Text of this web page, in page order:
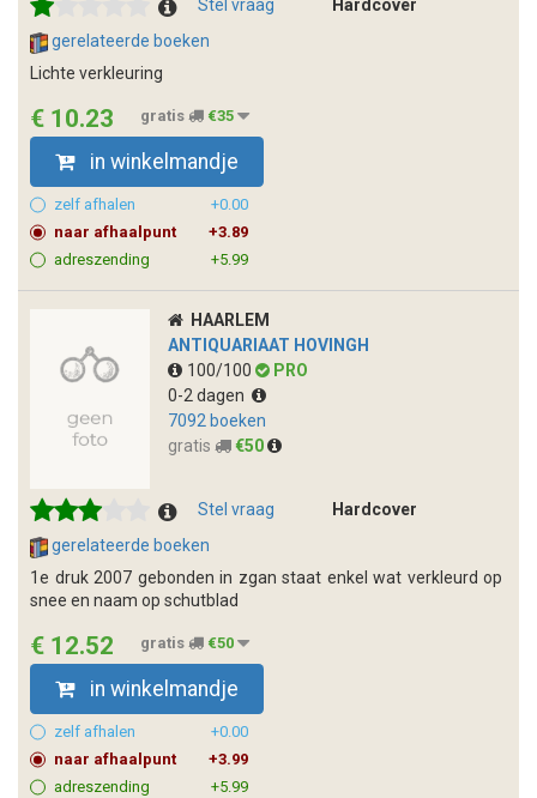
Stel vraag
Hardcover
gerelateerde boeken
Lichte verkleuring
€ 10.23 gratis €35
in winkelmandje
zelf afhalen
+0.00
naar afhaalpunt
+3.89
adreszending
+5.99
HAARLEM
ANTIQUARIAAT HOVINGH
100/100
PRO
0-2 dagen
7092 boeken
gratis
€50
Stel vraag
Hardcover
gerelateerde boeken
1e druk 2007 gebonden in zgan staat enkel wat verkleurd op
snee en naam op schutblad
€ 12.52 gratis €50
in winkelmandje
zelf afhalen
+0.00
naar afhaalpunt
+3.99
adreszending
+5.99